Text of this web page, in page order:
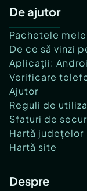
De ajutor
Pachetele mele
De ce să vinzi
Aplicații:
Verificare
Ajutor
Reguli de
Sfaturi de
Hartă județelor
Hartă site
Despre